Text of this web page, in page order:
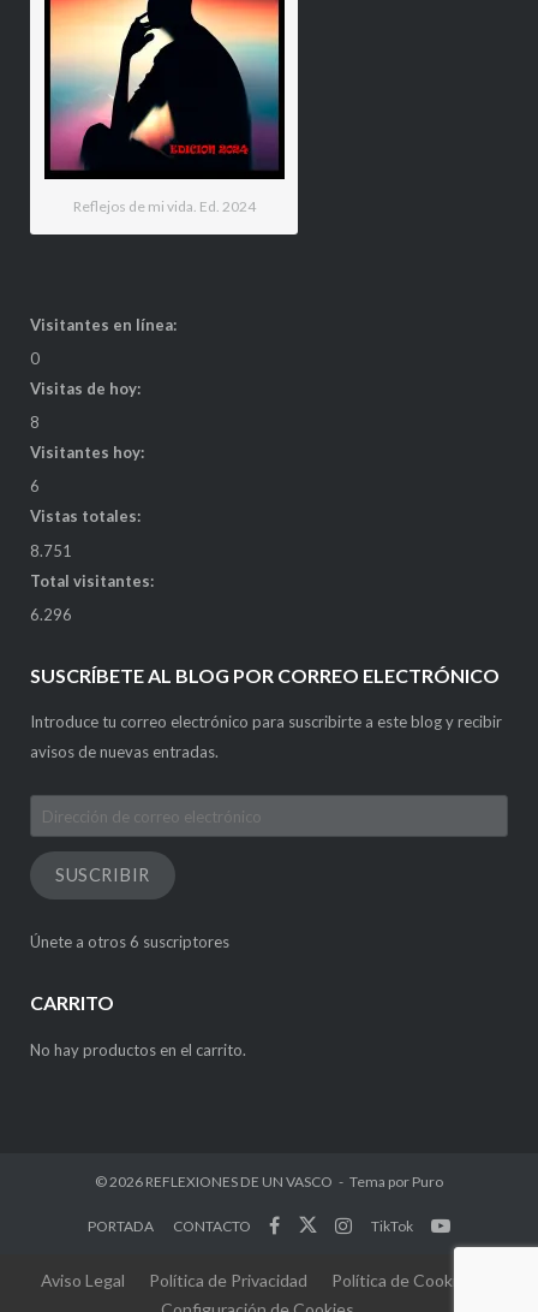
Reflejos de mi vida. Ed. 2024
Visitantes en línea:
0
Visitas de hoy:
8
Visitantes hoy:
6
Vistas totales:
8.751
Total visitantes:
6.296
SUSCRÍBETE AL BLOG POR CORREO ELECTRÓNICO
Introduce tu correo electrónico para suscribirte a este blog y recibir
avisos de nuevas entradas.
Dirección
de
correo
electrónico
SUSCRIBIR
Únete a otros 6 suscriptores
CARRITO
No hay productos en el carrito.
© 2026 REFLEXIONES DE UN VASCO Tema por Puro
PORTADA CONTACTO TikTok
Aviso Legal Política de Privacidad
Política de Cookies